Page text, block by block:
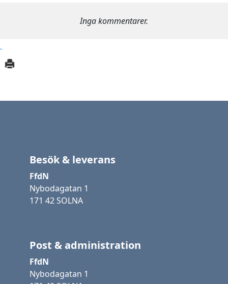
Inga kommentarer.
Besök & leverans
FfdN
Nybodagatan 1
171 42 SOLNA
Post & administration
FfdN
Nybodagatan 1